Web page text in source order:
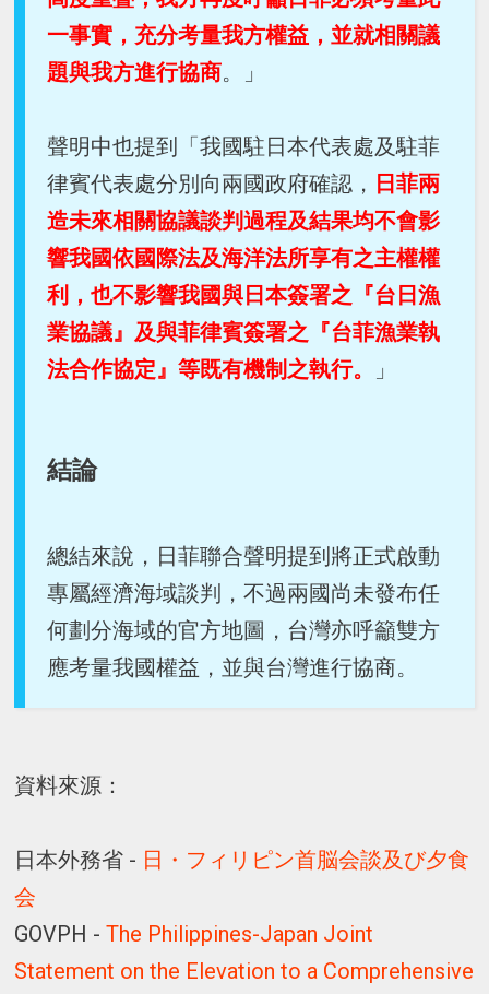
一事實，充分考量我方權益，並就相關議
題與我方進行協商。」
聲明中也提到「我國駐日本代表處及駐菲
律賓代表處分別向兩國政府確認， 日菲兩
造未來相關協議談判過程及結果均不會影
響我國依國際法及海洋法所享有之主權權
利，也不影響我國與日本簽署之『台日漁
業協議』及與菲律賓簽署之『台菲漁業執
法合作協定』等既有機制之執行。
」
結論
總結來說，日菲聯合聲明提到將正式啟動
專屬經濟海域談判，不過兩國尚未發布任
何劃分海域的官方地圖，台灣亦呼籲雙方
應考量我國權益，並與台灣進行協商。
資料來源：
日本外務省 - 日・フィリピン首脳会談及び夕食
会
GOVPH -The Philippines-Japan Joint
Statement on the Elevation to a Comprehensive